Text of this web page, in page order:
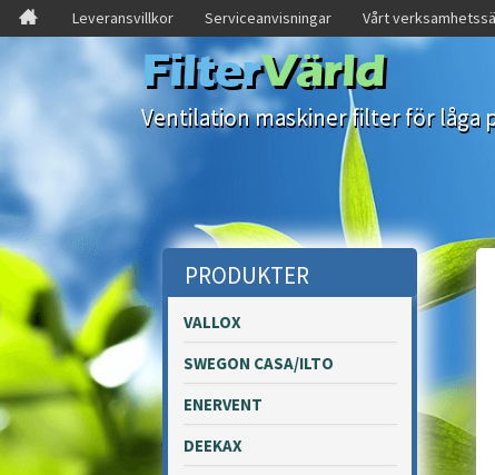
Leveransvillkor Serviceanvisningar Vårt
FilterVärld
Ventilation maskiner filter för låga
PRODUKTER
VALLOX
SWEGON CASA/ILTO
ENERVENT
DEEKAX